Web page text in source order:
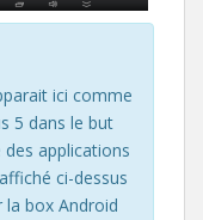
ici comme
5 dans le but
des applications
ci-dessus
la box Android